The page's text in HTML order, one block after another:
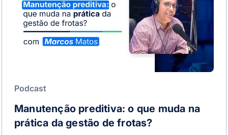
Podcast
Manutenção preditiva: o que muda na
prática da gestão de frotas?